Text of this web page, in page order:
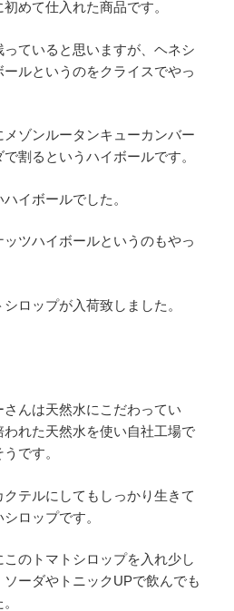
めて仕入れた商品です。
ていると思いますが、ヘネシ
ルというのをクライスでやっ
ゾンルータンキューカンバー
割るというハイボールです。
イボールでした。
ツハイボールというのもやっ
ロップが入荷致しました。
んは天然水にこだわってい
れた天然水を使い自社工場で
です。
テルにしてもしっかり生きて
ロップです。
のトマトシロップを入れ少し
ーダやトニックUPで飲んでも